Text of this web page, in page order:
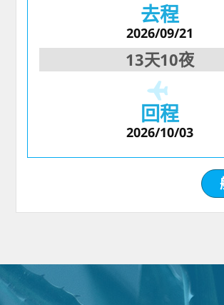
去程
2026/09/21
13天10夜
回程
2026/10/03